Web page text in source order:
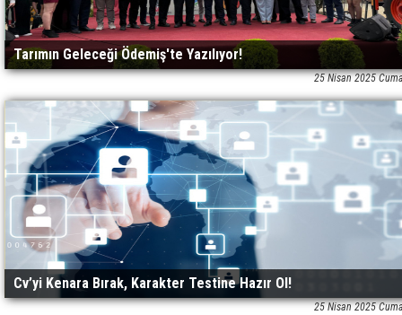
Tarımın Geleceği Ödemiş'te Yazılıyor!
25 Nisan 2025
Cv’yi Kenara Bırak, Karakter Testine Hazır Ol!
25 Nisan 2025